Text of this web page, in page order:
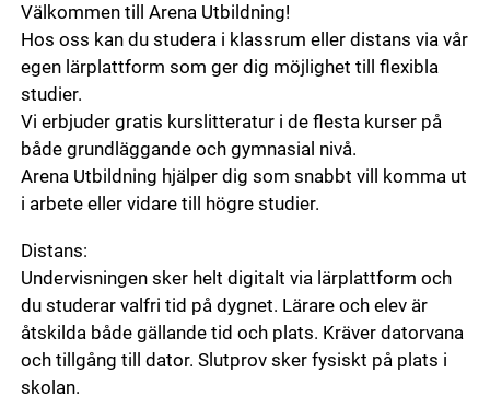
Välkommen till Arena Utbildning!
Hos oss kan du studera i klassrum eller distans via vår
egen lärplattform som ger dig möjlighet till flexibla
studier.
Vi erbjuder gratis kurslitteratur i de flesta kurser på
både grundläggande och gymnasial nivå.
Arena Utbildning hjälper dig som snabbt vill komma ut
i arbete eller vidare till högre studier.
Distans:
Undervisningen sker helt digitalt via lärplattform och
du studerar valfri tid på dygnet. Lärare och elev är
åtskilda både gällande tid och plats. Kräver datorvana
och tillgång till dator. Slutprov sker fysiskt på plats i
skolan.